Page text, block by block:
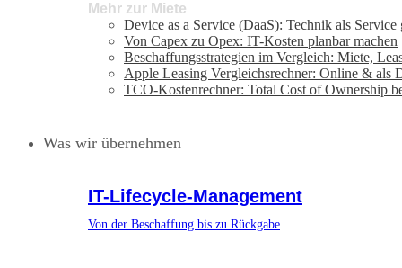
Mehr zur Miete
Device as a Service (DaaS): Technik als Service
Von Capex zu Opex: IT-Kosten planbar machen
Beschaffungsstrategien im Vergleich: Miete,
Apple Leasing Vergleichsrechner: Online & als
TCO-Kostenrechner: Total Cost of Ownership
Was wir übernehmen
IT-Lifecycle-Management
Von der Beschaffung bis zu Rückgabe